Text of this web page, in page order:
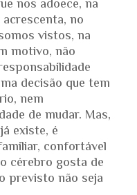
nos adoece, na
no
vistos, na
motivo, não
decisão que tem
nem
de mudar. Mas,
existe, é
confortável
cérebro gosta de
previsto não seja